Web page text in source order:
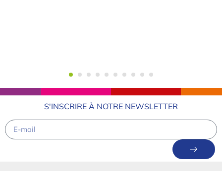
S'INSCRIRE À NOTRE NEWSLETTER